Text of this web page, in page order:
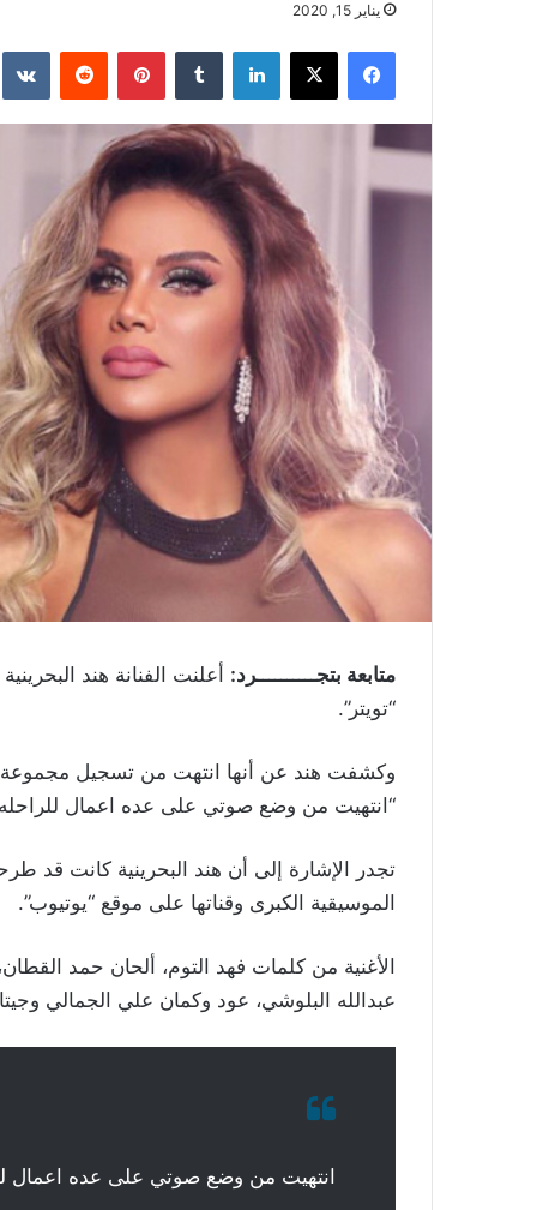
يناير 15, 2020
فيسبوك ‫X لينكدإن بينتيريست
متابعة بتجــــــــــرد: أعلنت الفنانة هند
“تويتر”.
وكشفت هند عن أنها انتهت من تسجيل مجموعة
“انتهيت من وضع صوتي على عده اعمال
تجدر الإشارة إلى أن هند البحرينية كانت قد
الموسيقية الكبرى وقناتها على موقع “يوتيوب”.
الأغنية من كلمات فهد التوم، ألحان حمد
عبدالله البلوشي، عود وكمان علي الجمالي
انتهيت من وضع صوتي على عده اعمال